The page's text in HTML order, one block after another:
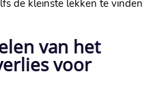
de kleinste lekken te vinden
van het
voor